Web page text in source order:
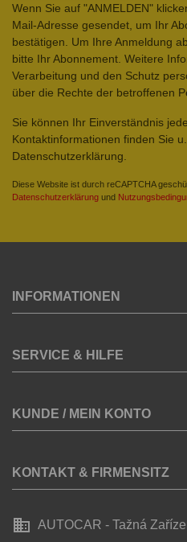
Wenn Sie auf "ANMELDEN"
Mail-Adresse gesendet, um Ihr
bestätigen. Um Ihre Anmeldung
bitte Ihr Abonnement. Weitere
Verarbeitung und den Schutz
über die Rechte der betroffenen
Sie können Ihr Einverständnis
Kontaktinformationen finden Sie
Datenschutzerklärung.
Diese Website ist durch reCAPTCHA
Datenschutzerklärung und
INFORMATIONEN
SERVICE & HILFE
KUNDE / MEIN KONTO
KONTAKT & FIRMENSITZ
business AUTOCAR - Tažná